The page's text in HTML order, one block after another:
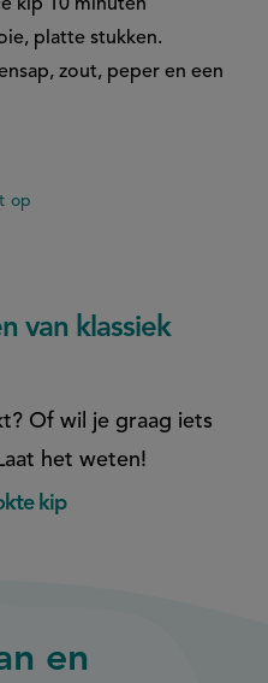
kip 10 minuten
platte stukken.
zout, peper en een
op
van klassiek
Of wil je graag iets
het weten!
kip
en